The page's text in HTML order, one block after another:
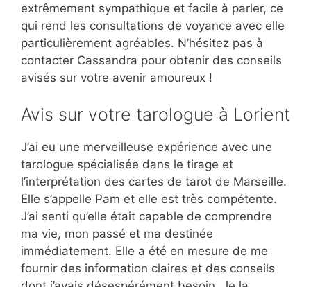
extrêmement sympathique et facile à parler, ce
qui rend les consultations de voyance avec elle
particulièrement agréables. N’hésitez pas à
contacter Cassandra pour obtenir des conseils
avisés sur votre avenir amoureux !
Avis sur votre tarologue à Lorient
J’ai eu une merveilleuse expérience avec une
tarologue spécialisée dans le tirage et
l’interprétation des cartes de tarot de Marseille.
Elle s’appelle Pam et elle est très compétente.
J’ai senti qu’elle était capable de comprendre
ma vie, mon passé et ma destinée
immédiatement. Elle a été en mesure de me
fournir des information claires et des conseils